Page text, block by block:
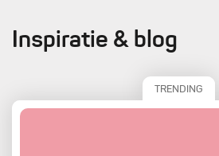
Inspiratie & blog
TRENDING